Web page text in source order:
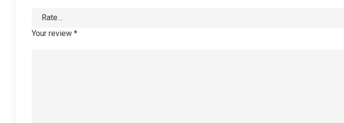
Your review *